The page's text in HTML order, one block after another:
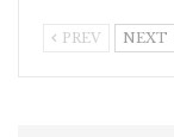
PREV NEXT